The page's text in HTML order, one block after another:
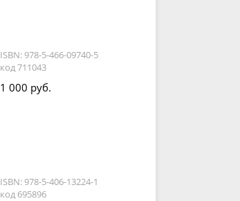
ISBN: 978-5-466-09740-5
код 711043
1 000 руб.
ISBN: 978-5-406-13224-1
код 695896